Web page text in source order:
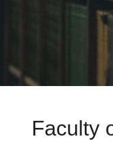
Faculty